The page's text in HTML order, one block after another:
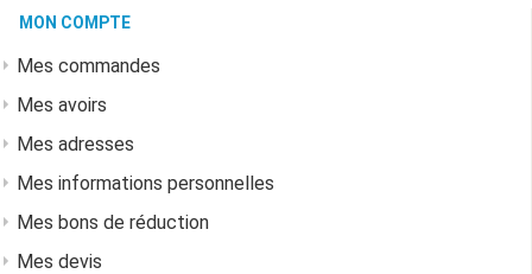
MON COMPTE
Mes commandes
Mes avoirs
Mes adresses
Mes informations personnelles
Mes bons de réduction
Mes devis